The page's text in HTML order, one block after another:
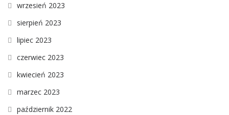
wrzesień 2023
sierpień 2023
lipiec 2023
czerwiec 2023
kwiecień 2023
marzec 2023
październik 2022